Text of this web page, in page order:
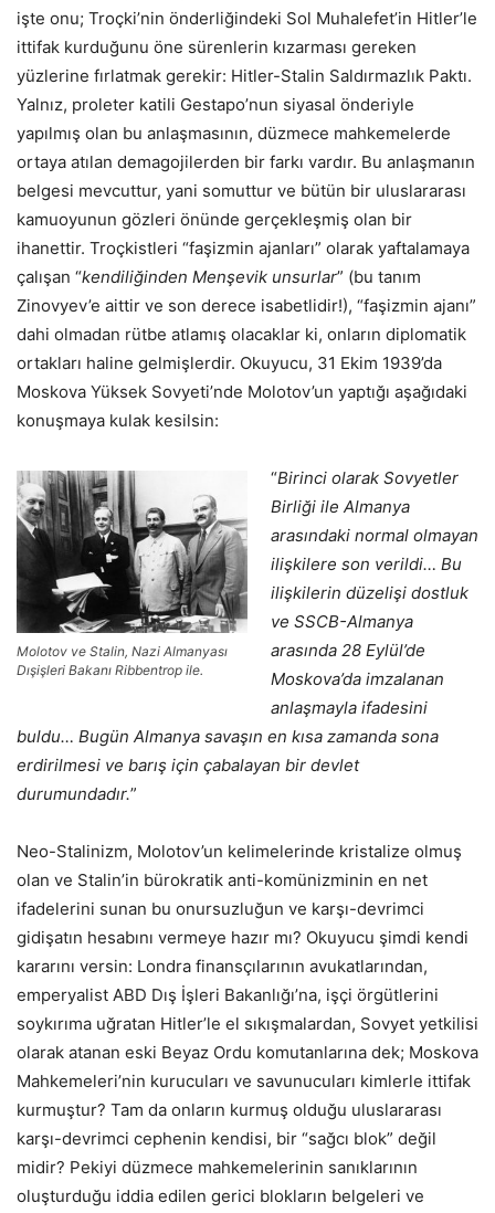
işte onu; Troçki’nin önderliğindeki Sol Muhalefet’in Hitler’le
ittifak kurduğunu öne sürenlerin kızarması gereken
yüzlerine fırlatmak gerekir: Hitler-Stalin Saldırmazlık Paktı.
Yalnız, proleter katili Gestapo’nun siyasal önderiyle
yapılmış olan bu anlaşmasının, düzmece mahkemelerde
ortaya atılan demagojilerden bir farkı vardır. Bu anlaşmanın
belgesi mevcuttur, yani somuttur ve bütün bir uluslararası
kamuoyunun gözleri önünde gerçekleşmiş olan bir
ihanettir. Troçkistleri “faşizmin ajanları” olarak yaftalamaya
çalışan “kendiliğinden Menşevik unsurlar” (bu tanım
Zinovyev’e aittir ve son derece isabetlidir!), “faşizmin ajanı”
dahi olmadan rütbe atlamış olacaklar ki, onların diplomatik
ortakları haline gelmişlerdir. Okuyucu, 31 Ekim 1939’da
Moskova Yüksek Sovyeti’nde Molotov’un yaptığı aşağıdaki
konuşmaya kulak kesilsin:
Molotov ve Stalin, Nazi Almanyası
Dışişleri Bakanı Ribbentrop ile.
“Birinci olarak Sovyetler
Birliği ile Almanya
arasındaki normal olmayan
ilişkilere son verildi… Bu
ilişkilerin düzelişi dostluk
ve SSCB-Almanya
arasında 28 Eylül’de
Moskova’da imzalanan
anlaşmayla ifadesini
buldu… Bugün Almanya savaşın en kısa zamanda sona
erdirilmesi ve barış için çabalayan bir devlet
durumundadır.”
Neo-Stalinizm, Molotov’un kelimelerinde kristalize olmuş
olan ve Stalin’in bürokratik anti-komünizminin en net
ifadelerini sunan bu onursuzluğun ve karşı-devrimci
gidişatın hesabını vermeye hazır mı? Okuyucu şimdi kendi
kararını versin: Londra finansçılarının avukatlarından,
emperyalist ABD Dış İşleri Bakanlığı’na, işçi örgütlerini
soykırıma uğratan Hitler’le el sıkışmalardan, Sovyet yetkilisi
olarak atanan eski Beyaz Ordu komutanlarına dek; Moskova
Mahkemeleri’nin kurucuları ve savunucuları kimlerle ittifak
kurmuştur? Tam da onların kurmuş olduğu uluslararası
karşı-devrimci cephenin kendisi, bir “sağcı blok” değil
midir? Pekiyi düzmece mahkemelerinin sanıklarının
oluşturduğu iddia edilen gerici blokların belgeleri ve